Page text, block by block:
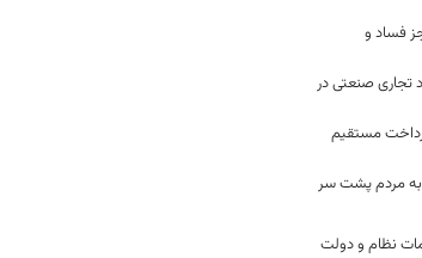
فساد و
تجاری صنعتی در
مستقیم
به مردم پشت سر
نظام و دولت